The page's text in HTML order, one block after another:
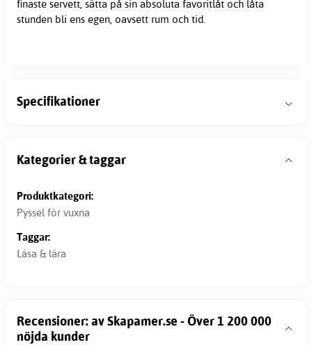
finaste servett, sätta på sin absoluta favoritlåt och låta
stunden bli ens egen, oavsett rum och tid.
Specifikationer
Kategorier & taggar
Produktkategori:
Pyssel för vuxna
Taggar:
Läsa & lära
Recensioner: av Skapamer.se - Över 1 200 000
nöjda kunder